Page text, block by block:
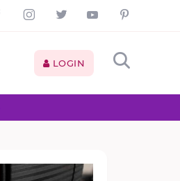
LOGIN